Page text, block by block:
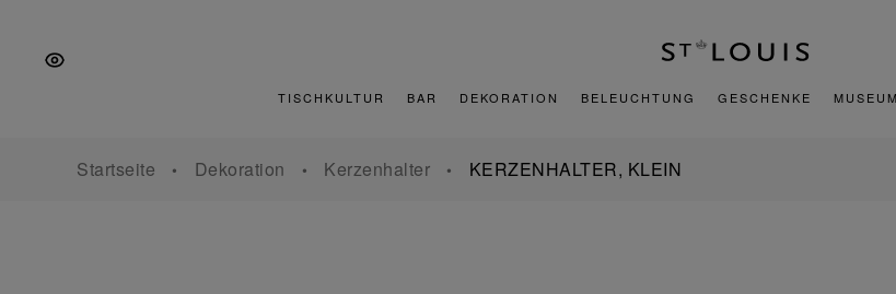
springen
springen
springen
TISCHKULTUR BAR DEKORATION BELEUCHTUNG GESCHENKE MUSEUM
Startseite Dekoration Kerzenhalter KERZENHALTER, KLEIN